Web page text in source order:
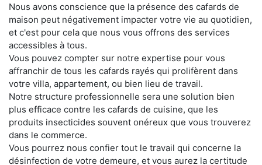
Nous avons conscience que la présence des cafards de
maison peut négativement impacter votre vie au quotidien,
et c'est pour cela que nous vous offrons des services
accessibles à tous.
Vous pouvez compter sur notre expertise pour vous
affranchir de tous les cafards rayés qui prolifèrent dans
votre villa, appartement, ou bien lieu de travail.
Notre structure professionnelle sera une solution bien
plus efficace contre les cafards de cuisine, que les
produits insecticides souvent onéreux que vous trouverez
dans le commerce.
Vous pourrez nous confier tout le travail qui concerne la
désinfection de votre demeure, et vous aurez la certitude